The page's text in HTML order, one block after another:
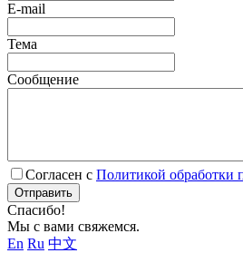
E-mail
Тема
Сообщение
Согласен с Политикой обработки
Отправить
Спасибо!
Мы с вами свяжемся.
En Ru 中文